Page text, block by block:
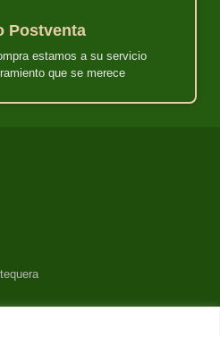
Postventa
estamos a su servicio
que se merece